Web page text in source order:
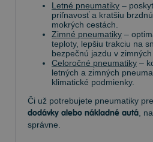
Letné pneumatiky –
priľnavosť a kratšiu
mokrých cestách.
Zimné pneumatiky –
teploty, lepšiu trakciu na
bezpečnú jazdu v zimných
Celoročné pneumatiky –
letných a zimných
klimatické podmienky.
Či už potrebujete pneumatiky pre
dodávky alebo nákladné autá ,
správne.